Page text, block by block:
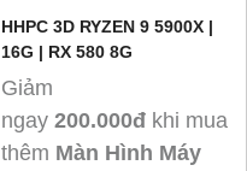
HHPC 3D RYZEN 9 5900X |
16G | RX 580 8G
Giảm
ngay 200.000đ khi mua
thêm Màn Hình Máy